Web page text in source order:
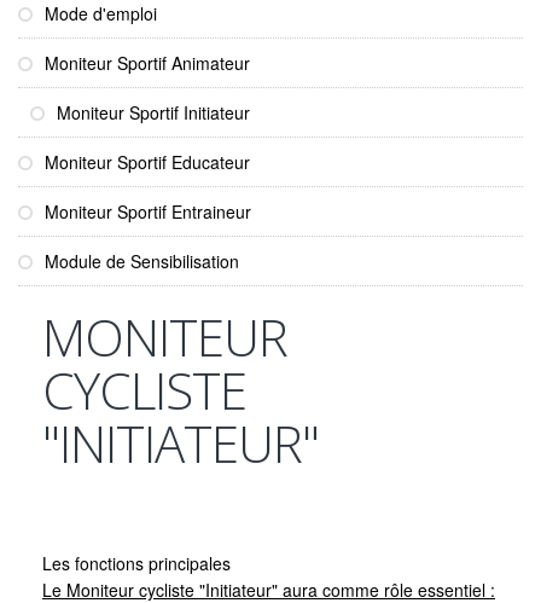
Mode d'emploi
Moniteur Sportif Animateur
Moniteur Sportif Initiateur
Moniteur Sportif Educateur
Moniteur Sportif Entraineur
Module de Sensibilisation
MONITEUR
CYCLISTE
"INITIATEUR"
Les fonctions principales
Le Moniteur cycliste "Initiateur" aura comme rôle essentiel :